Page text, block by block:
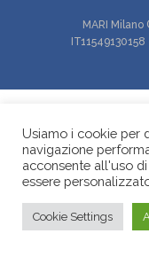
MARI
Usiamo i cookie per
navigazione
acconsente all'uso
essere
Cookie Settings